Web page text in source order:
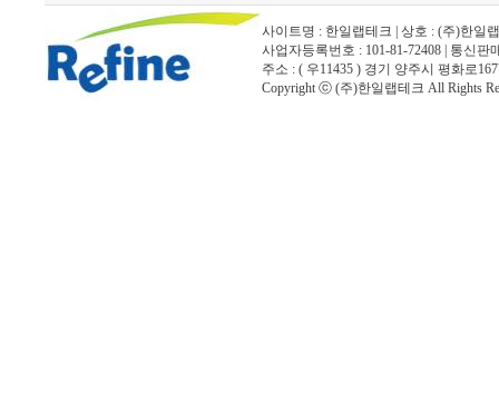
사이트명 : 한일랩테크 | 상호 : (주)한일
사업자등록번호 : 101-81-72408 | 통신
주소 : ( 우11435 ) 경기 양주시 평화로
Copyright ⓒ (주)한일랩테크 All Rights